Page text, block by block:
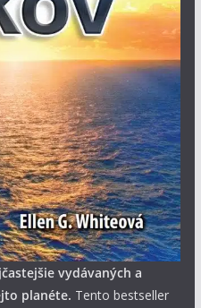
vydávaných a
planéte. Tento bestseller